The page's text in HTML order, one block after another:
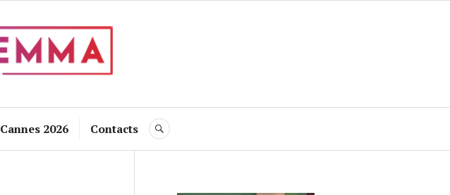
Cannes 2026 Contacts RECHERCHE